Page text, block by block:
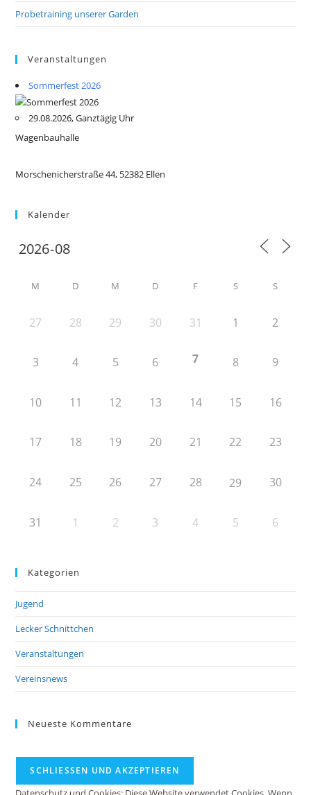
Probetraining unserer Garden
Veranstaltungen
Sommerfest 2026
29.08.2026, Ganztägig Uhr
Wagenbauhalle
Morschenicherstraße 44, 52382 Ellen
Kalender
M D M D F S S
27 28 29 30 31 1 2
3 4 5 6 7 8 9
10 11 12 13 14 15 16
17 18 19 20 21 22 23
24 25 26 27 28 29 30
31 1 2 3 4 5 6
Kategorien
Jugend
Lecker Schnittchen
Veranstaltungen
Vereinsnews
Neueste Kommentare